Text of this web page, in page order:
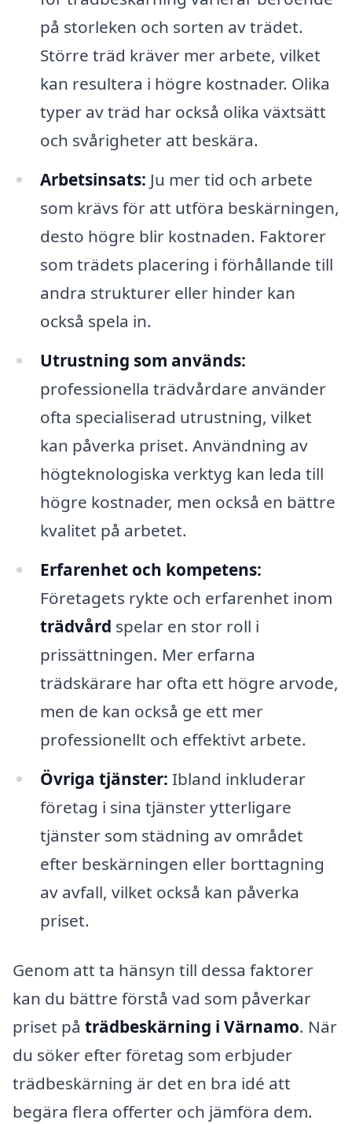
på storleken och sorten av trädet.
Större träd kräver mer arbete, vilket
kan resultera i högre kostnader. Olika
typer av träd har också olika växtsätt
och svårigheter att beskära.
Arbetsinsats: Ju mer tid och arbete
som krävs för att utföra beskärningen,
desto högre blir kostnaden. Faktorer
som trädets placering i förhållande till
andra strukturer eller hinder kan
också spela in.
Utrustning som används:
professionella trädvårdare använder
ofta specialiserad utrustning, vilket
kan påverka priset. Användning av
högteknologiska verktyg kan leda till
högre kostnader, men också en bättre
kvalitet på arbetet.
Erfarenhet och kompetens:
Företagets rykte och erfarenhet inom
trädvård spelar en stor roll i
prissättningen. Mer erfarna
trädskärare har ofta ett högre arvode,
men de kan också ge ett mer
professionellt och effektivt arbete.
Övriga tjänster: Ibland inkluderar
företag i sina tjänster ytterligare
tjänster som städning av området
efter beskärningen eller borttagning
av avfall, vilket också kan påverka
priset.
Genom att ta hänsyn till dessa faktorer
kan du bättre förstå vad som påverkar
priset på trädbeskärning i Värnamo. När
du söker efter företag som erbjuder
trädbeskärning är det en bra idé att
begära flera offerter och jämföra dem.